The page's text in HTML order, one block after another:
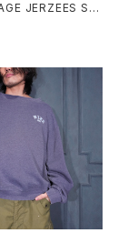
JERZEES SU
LACE FRILL D
SHIRT/アメリ